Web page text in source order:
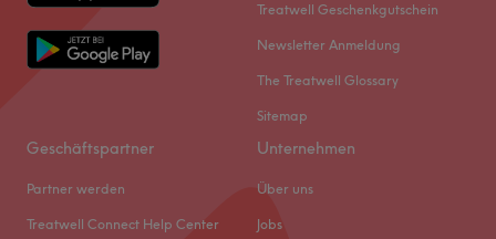
Treatwell Geschenkgutschein
Newsletter Anmeldung
The Treatwell Glossary
Sitemap
Geschäftspartner
Partner werden
Treatwell Connect Help Center
Unternehmen
Über uns
Jobs